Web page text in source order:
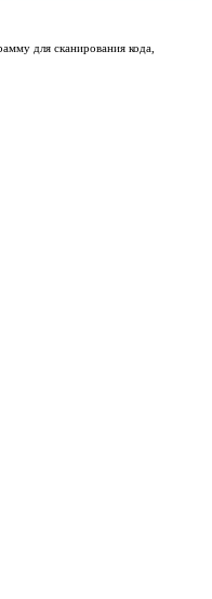
для сканирования кода,